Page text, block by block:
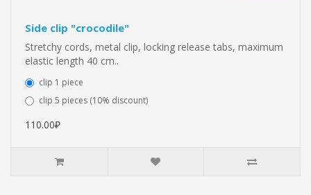
Side clip "crocodile"
Stretchy cords, metal clip, locking release tabs, maximum
elastic length 40 cm..
clip 1 piece
clip 5 pieces (10% discount)
110.00₽